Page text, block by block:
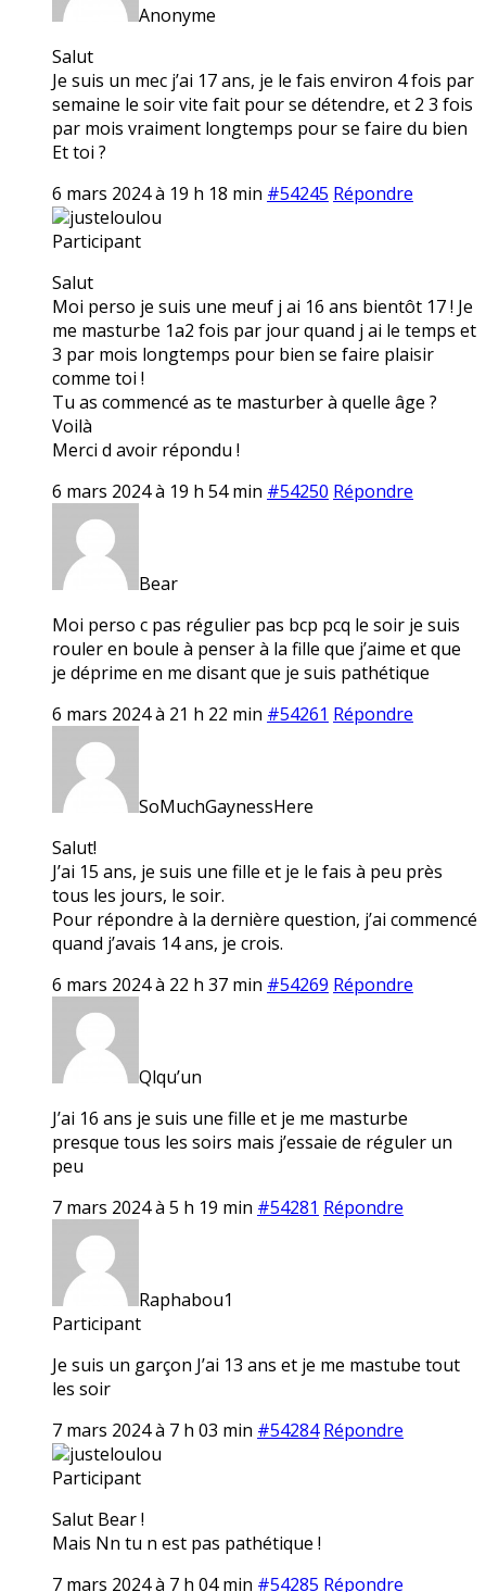
Anonyme
Salut
Je suis un mec j’ai 17 ans, je le fais environ 4 fois par
semaine le soir vite fait pour se détendre, et 2 3 fois
par mois vraiment longtemps pour se faire du bien
Et toi ?
6 mars 2024 à 19 h 18 min #54245 Répondre
justeloulou
Participant
Salut
Moi perso je suis une meuf j ai 16 ans bientôt 17 ! Je
me masturbe 1a2 fois par jour quand j ai le temps et
3 par mois longtemps pour bien se faire plaisir
comme toi !
Tu as commencé as te masturber à quelle âge ?
Voilà
Merci d avoir répondu !
6 mars 2024 à 19 h 54 min #54250 Répondre
Bear
Moi perso c pas régulier pas bcp pcq le soir je suis
rouler en boule à penser à la fille que j’aime et que
je déprime en me disant que je suis pathétique
6 mars 2024 à 21 h 22 min #54261 Répondre
SoMuchGaynessHere
Salut!
J’ai 15 ans, je suis une fille et je le fais à peu près
tous les jours, le soir.
Pour répondre à la dernière question, j’ai commencé
quand j’avais 14 ans, je crois.
6 mars 2024 à 22 h 37 min #54269 Répondre
Qlqu’un
J’ai 16 ans je suis une fille et je me masturbe
presque tous les soirs mais j’essaie de réguler un
peu
7 mars 2024 à 5 h 19 min #54281 Répondre
Raphabou1
Participant
Je suis un garçon J’ai 13 ans et je me mastube tout
les soir
7 mars 2024 à 7 h 03 min #54284 Répondre
justeloulou
Participant
Salut Bear !
Mais Nn tu n est pas pathétique !
7 mars 2024 à 7 h 04 min #54285 Répondre